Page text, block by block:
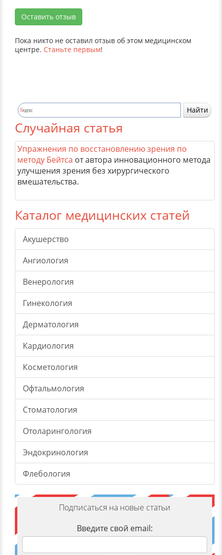
Оставить отзыв
Пока никто не оставил отзыв об этом медицинском
центре. Станьте первым!
Случайная статья
Упражнения по восстановлению зрения по
методу Бейтса от автора инновационного метода
улучшения зрения без хирургического
вмешательства.
Каталог медицинских статей
Акушерство
Ангиология
Венерология
Гинекология
Дерматология
Кардиология
Косметология
Офтальмология
Стоматология
Отоларингология
Эндокринология
Флебология
Подписаться на новые статьи
Введите свой email: